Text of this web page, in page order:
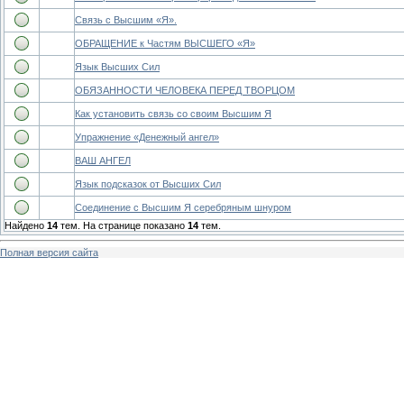
Связь с Высшим «Я».
ОБРАЩЕНИЕ к Частям ВЫСШЕГО «Я»
Язык Высших Сил
ОБЯЗАННОСТИ ЧЕЛОВЕКА ПЕРЕД ТВОРЦОМ
Как установить связь со своим Высшим Я
Упражнение «Денежный ангел»
ВАШ АНГЕЛ
Язык подсказок от Высших Сил
Соединение с Высшим Я серебряным шнуром
Найдено 14 тем. На странице показано 14 тем.
Полная версия сайта